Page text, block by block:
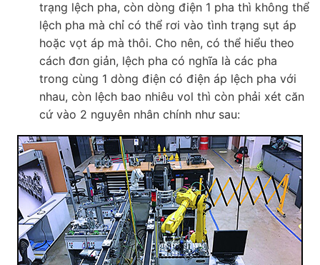
trạng lệch pha, còn dòng điện 1 pha thì không thể
lệch pha mà chỉ có thể rơi vào tình trạng sụt áp
hoặc vọt áp mà thôi. Cho nên, có thể hiểu theo
cách đơn giản, lệch pha có nghĩa là các pha
trong cùng 1 dòng điện có điện áp lệch pha với
nhau, còn lệch bao nhiêu vol thì còn phải xét căn
cứ vào 2 nguyên nhân chính như sau: